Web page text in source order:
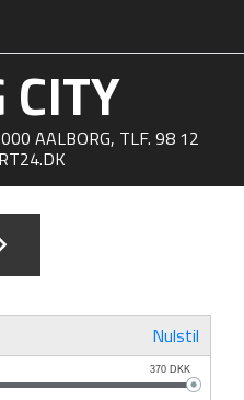
CITY
AALBORG, TLF. 98 12
Nulstil
370 DKK